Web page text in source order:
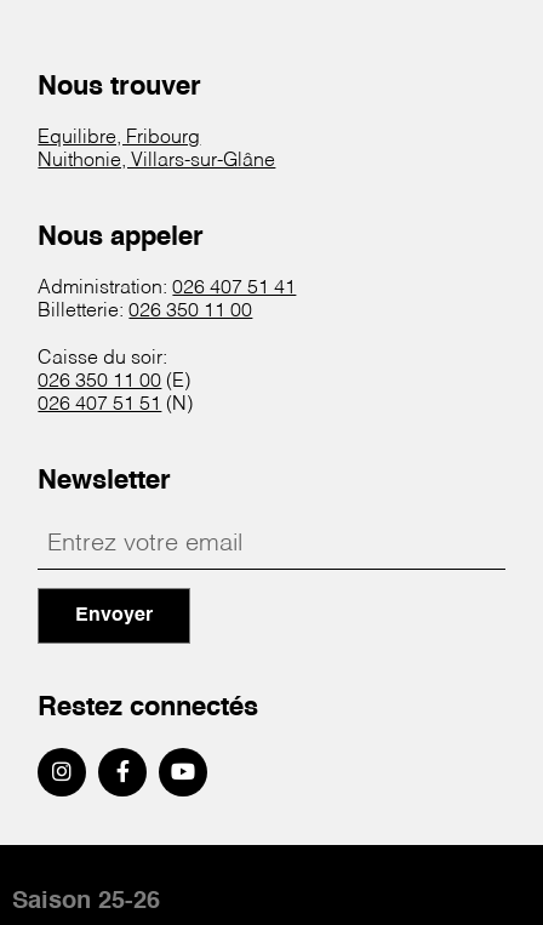
Nous trouver
Equilibre, Fribourg
Nuithonie, Villars-sur-Glâne
Nous appeler
Administration:026 407 51 41
Billetterie:026 350 11 00
Caisse du soir:
026 350 11 00 (E)
026 407 51 51 (N)
Newsletter
Envoyer
Restez connectés
de
Saison 25-26